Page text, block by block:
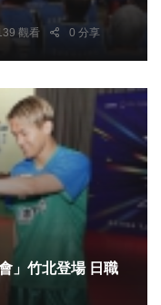
觀看 0 分享
竹北登場 日職